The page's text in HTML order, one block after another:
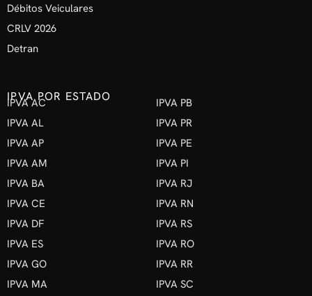
Débitos Veiculares
CRLV 2026
Detran
IPVA POR ESTADO
IPVA AC
IPVA AL
IPVA AP
IPVA AM
IPVA BA
IPVA CE
IPVA DF
IPVA ES
IPVA GO
IPVA MA
IPVA PB
IPVA PR
IPVA PE
IPVA PI
IPVA RJ
IPVA RN
IPVA RS
IPVA RO
IPVA RR
IPVA SC